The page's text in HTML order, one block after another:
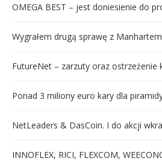
OMEGA BEST – jest doniesienie do
Wygrałem drugą sprawę z Manhartem
FutureNet – zarzuty oraz ostrzeżenie
Ponad 3 miliony euro kary dla
NetLeaders & DasCoin. I do akcji
INNOFLEX, RICI, FLEXCOM,